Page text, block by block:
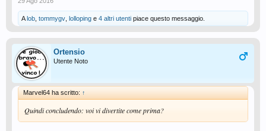
Alob tommygv lolloping e 4 altri utenti piace questo messaggio.
Ortensio
Utente Noto
Marvel64 ha scritto: ↑
Quindi concludendo: voi vi divertite come prima?